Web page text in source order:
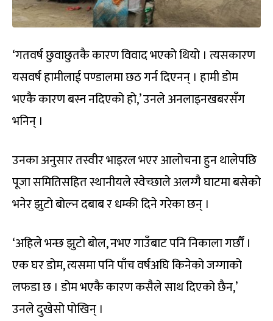
‘गतवर्ष छुवाछुतकै कारण विवाद भएको थियो । त्यसकारण
यसवर्ष हामीलाई पण्डालमा छठ गर्न दिएनन् । हामी डोम
भएकै कारण बस्न नदिएको हो,’ उनले अनलाइनखबरसँग
भनिन् ।
उनका अनुसार तस्वीर भाइरल भएर आलोचना हुन थालेपछि
पूजा समितिसहित स्थानीयले स्वेच्छाले अलग्गै घाटमा बसेको
भनेर झुटो बोल्न दबाब र धम्की दिने गरेका छन् ।
‘अहिले भन्छ झुटो बोल, नभए गाउँबाट पनि निकाला गर्छौं ।
एक घर डोम, त्यसमा पनि पाँच वर्षअघि किनेको जग्गाको
लफडा छ । डोम भएकै कारण कसैले साथ दिएको छैन,’
उनले दुखेसो पोखिन् ।